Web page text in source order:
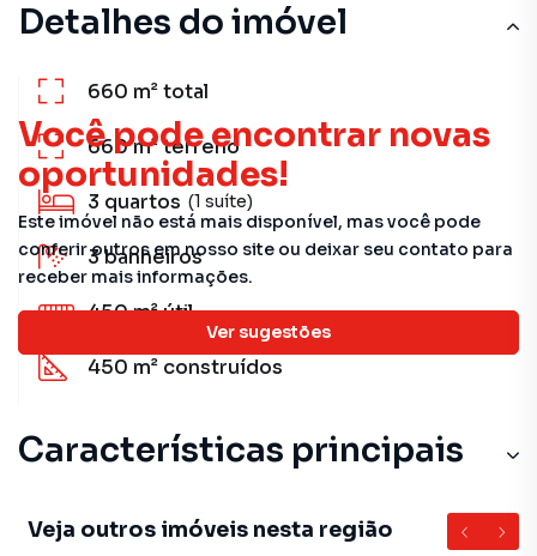
Você pode encontrar novas
oportunidades!
Este imóvel não está mais disponível, mas você pode
conferir outros em nosso site ou deixar seu contato para
receber mais informações.
Ver sugestões
Detalhes do imóvel
660 m²total
660 m²terreno
3 quartos (1 suíte)
3banheiros
450 m²útil
450 m² construídos
Características principais
Veja outros imóveis nesta região